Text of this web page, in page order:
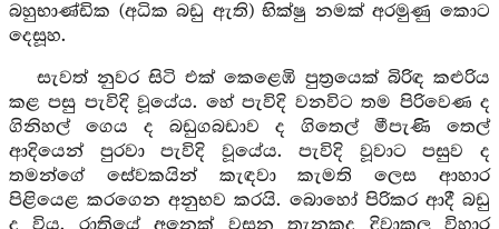
බහුභාණ්ඩික (අධික බඩු ඇති) භික්ෂු නමක් අරමුණු කොට
දෙසූහ.
සැවත් නුවර සිටි එක් කෙළෙඹි පුත්‍රයෙක් බිරිඳ කළුරිය
කළ පසු පැවිදි වූයේය. හේ පැවිදි වනවිට තම පිරිවෙණ ද
ගිනිහල් ගෙය ද බඩුගබඩාව ද ගිතෙල් මීපැණි තෙල්
ආදියෙන් පුරවා පැවිදි වූයේය. පැවිදි වූවාට පසුව ද
තමන්ගේ සේවකයින් කැඳවා කැමති ලෙස ආහාර
පිළියෙළ කරගෙන අනුභව කරයි. බොහෝ පිරිකර ආදී බඩු